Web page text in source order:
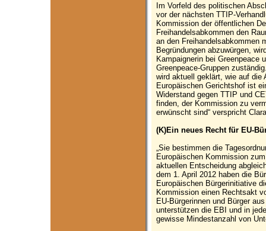
Im Vorfeld des politischen
vor der nächsten TTIP-
Kommission der öffentlichen
Freihandelsabkommen den
an den Freihandelsabkommen
Begründungen abzuwürgen,
Kampaignerin bei Greenpeace
Greenpeace-Gruppen
wird aktuell geklärt, wie auf die
Europäischen Gerichtshof ist
Widerstand gegen TTIP und
finden, der Kommission zu
erwünscht sind“ verspricht
(K)Ein neues Recht für EU-
„Sie bestimmen die
Europäischen Kommission
aktuellen Entscheidung
dem 1. April 2012 haben die
Europäischen Bürgerinitiative
Kommission einen Rechtsakt
EU-Bürgerinnen und Bürger
unterstützen die EBI und in
gewisse Mindestanzahl von